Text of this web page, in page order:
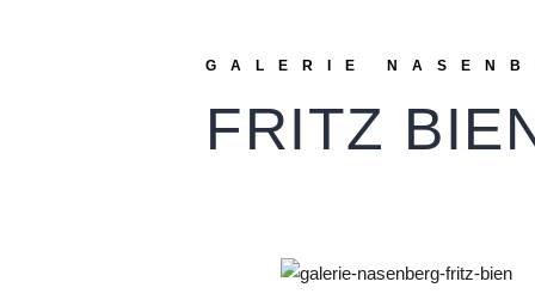
GALERIE
FRITZ